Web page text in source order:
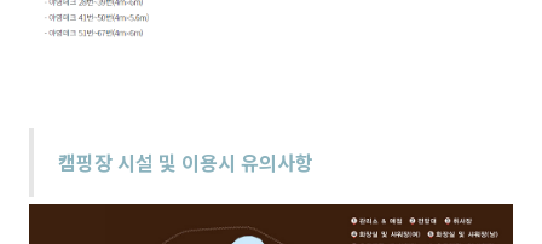
캠핑장 시설 및 이용시 유의사항